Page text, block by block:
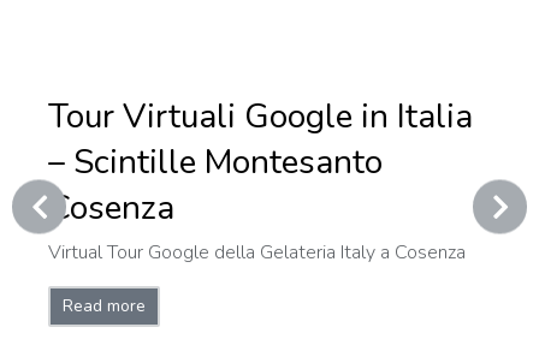
Tour Virtuali Google in Italia
– Scintille Montesanto
Cosenza
Virtual Tour Google della Gelateria Italy a Cosenza
Read more